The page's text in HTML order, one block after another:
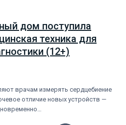
дом поступила
техника для
(12+)
врачам измерять сердцебиение
отличие новых устройств —